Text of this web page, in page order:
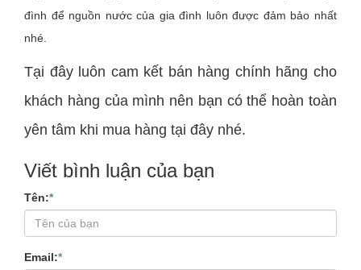
đình để nguồn nước của gia đình luôn được đảm bảo nhất
nhé.
Tại đây luôn cam kết bán hàng chính hãng cho
khách hàng của mình nên bạn có thể hoàn toàn
yên tâm khi mua hàng tại đây nhé.
Viết bình luận của bạn
Tên:*
Email:*